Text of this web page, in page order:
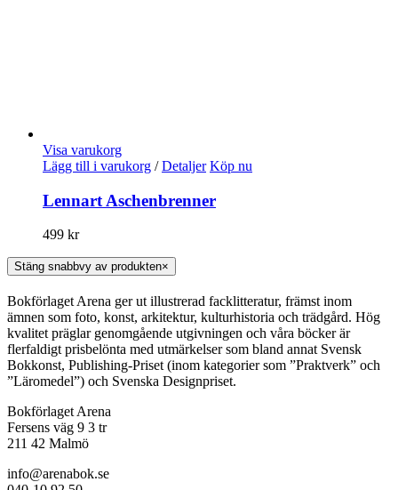
Visa varukorg
Lägg till i varukorg / Detaljer Köp nu
Lennart Aschenbrenner
499 kr
Stäng snabbvy av produkten×
Bokförlaget Arena ger ut illustrerad facklitteratur, främst inom
ämnen som foto, konst, arkitektur, kulturhistoria och trädgård. Hög
kvalitet präglar genomgående utgivningen och våra böcker är
flerfaldigt prisbelönta med utmärkelser som bland annat Svensk
Bokkonst, Publishing-Priset (inom kategorier som ”Praktverk” och
”Läromedel”) och Svenska Designpriset.
Bokförlaget Arena
Fersens väg 9 3 tr
211 42 Malmö
info@arenabok.se